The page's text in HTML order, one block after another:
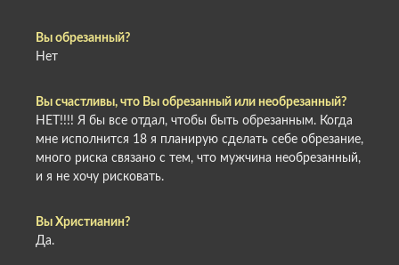
Вы обрезанный?
Нет
Вы счастливы, что Вы обрезанный или необрезанный?
НЕТ!!!! Я бы все отдал, чтобы быть обрезанным. Когда
мне исполнится 18 я планирую сделать себе обрезание,
много риска связано с тем, что мужчина необрезанный,
и я не хочу рисковать.
Вы Христианин?
Да.